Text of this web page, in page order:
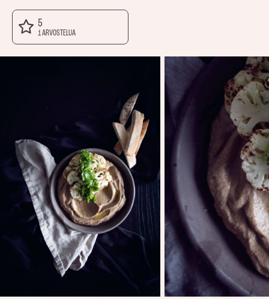
5
1 ARVOSTELUA